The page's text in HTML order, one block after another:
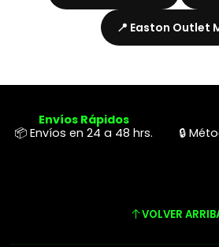
📍 Easton Outlet
Envíos Rápidos
📦 Envíos en 24 a 48 hrs.
🔒
VOLVER